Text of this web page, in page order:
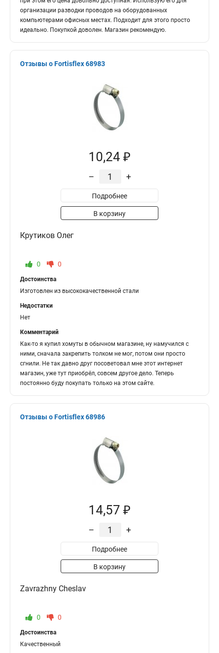
организации разводки проводов на оборудованных
компьютерами офисных местах. Подходит для этого просто
идеально. Покупкой доволен. Магазин рекомендую.
Отзывы о Fortisflex 68983
10,24 ₽
– +
Подробнее
В корзину
Крутиков Олег
0 0
Достоинства
Изготовлен из высококачественной стали
Недостатки
Нет
Комментарий
Как-то я купил хомуты в обычном магазине, ну намучился с
ними, сначала закрепить толком не мог, потом они просто
сгнили. Не так давно друг посоветовал мне этот интернет
магазин, уже тут приобрёл, совсем другое дело. Теперь
постоянно буду покупать только на этом сайте.
Отзывы о Fortisflex 68986
14,57 ₽
– +
Подробнее
В корзину
Zavrazhny Cheslav
0 0
Достоинства
Качественный